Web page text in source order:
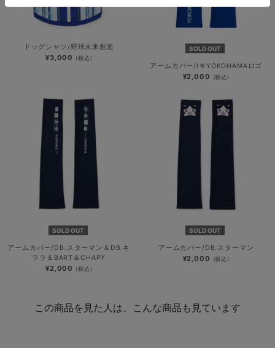
ドッグシャツ/野球未来創造
¥3,000 (税込)
SOLD OUT
アームカバー/I☆YOKOHAMAロゴ
¥2,000 (税込)
SOLD OUT
アームカバー/DB.スターマン＆DB.キ
ララ＆BART＆CHAPY
¥2,000 (税込)
SOLD OUT
アームカバー/DB.スターマン
¥2,000 (税込)
この商品を見た人は、こんな商品も見ています